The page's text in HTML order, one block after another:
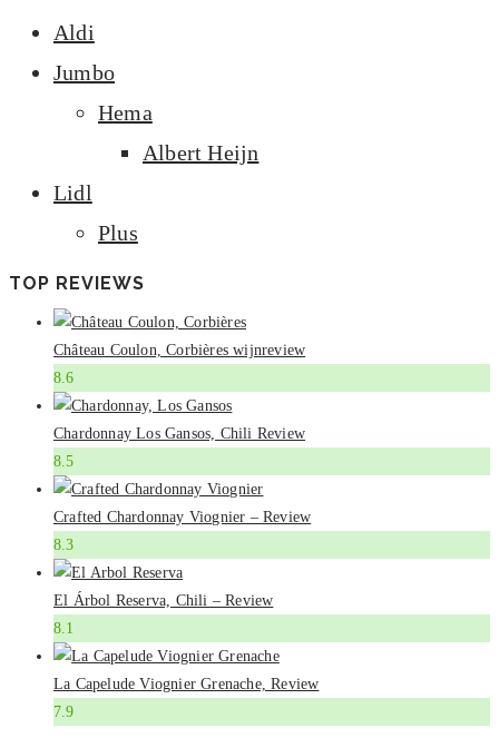
Aldi
Jumbo
Hema
Albert Heijn
Lidl
Plus
TOP REVIEWS
Château Coulon, Corbières wijnreview
8.6
Chardonnay Los Gansos, Chili Review
8.5
Crafted Chardonnay Viognier – Review
8.3
El Árbol Reserva, Chili – Review
8.1
La Capelude Viognier Grenache, Review
7.9